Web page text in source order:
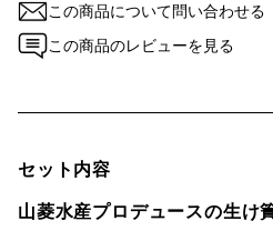
この商品について問い合わせる
この商品のレビューを見る
セット内容
山菱水産プロデュースの生け